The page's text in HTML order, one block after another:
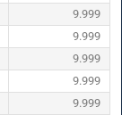
9.999
9.999
9.999
9.999
9.999